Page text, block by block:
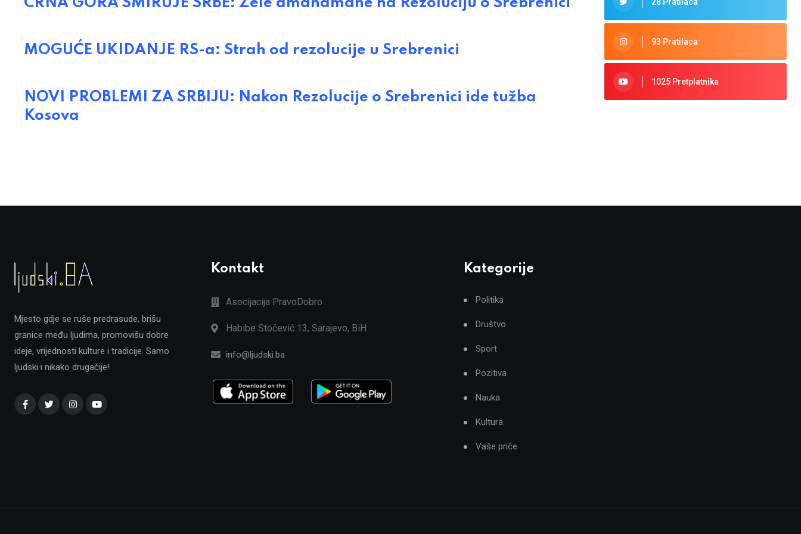
MOGUĆE UKIDANJE RS-a: Strah od rezolucije u Srebrenici
NOVI PROBLEMI ZA SRBIJU: Nakon Rezolucije o Srebrenici ide tužba
Kosova
93 Pratilaca
1025 Pretplatnika
Mjesto gdje se ruše predrasude, brišu
granice među ljudima, promovišu dobre
ideje, vrijednosti kulture i tradicije. Samo
ljudski i nikako drugačije!
Kontakt
Asocijacija PravoDobro
Habibe Stočević 13, Sarajevo, BiH
info@ljudski.ba
Kategorije
Politika
Društvo
Sport
Pozitiva
Nauka
Kultura
Vaše priče